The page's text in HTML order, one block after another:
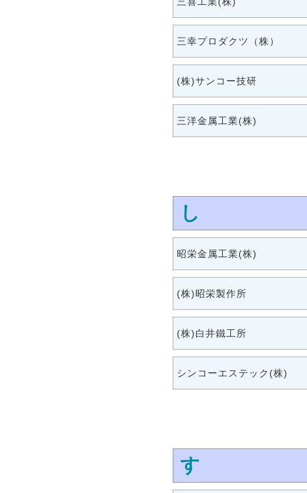
三幸プロダクツ（株）
(株)サンコー技研
三洋金属工業(株)
し
昭栄金属工業(株)
(株)昭栄製作所
(株)白井鐵工所
シンコーエステック(株)
す